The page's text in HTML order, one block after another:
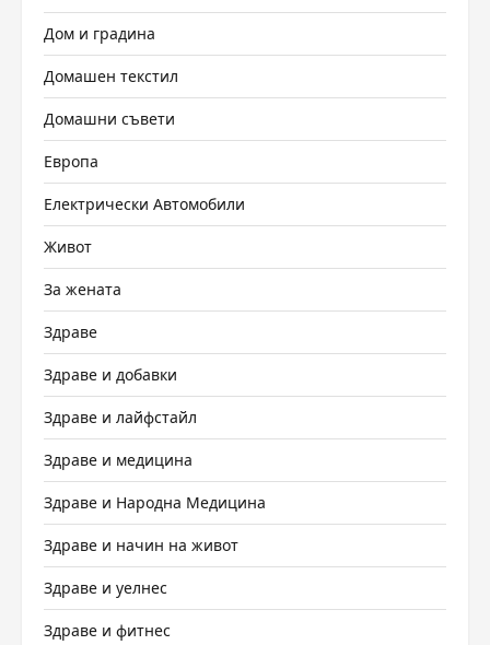
Дом и градина
Домашен текстил
Домашни съвети
Европа
Електрически Автомобили
Живот
За жената
Здраве
Здраве и добавки
Здраве и лайфстайл
Здраве и медицина
Здраве и Народна Медицина
Здраве и начин на живот
Здраве и уелнес
Здраве и фитнес